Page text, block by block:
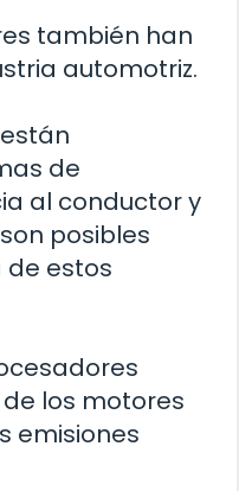
también han
automotriz.
de
al conductor y
posibles
estos
los motores
emisiones